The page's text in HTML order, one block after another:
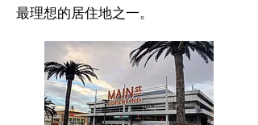
最理想的居住地之一。